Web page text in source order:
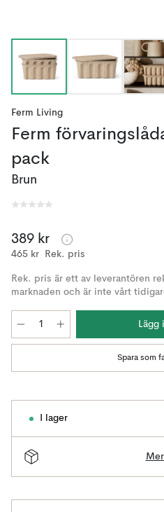
Ferm Living
Ferm
pack
Brun
389 kr
465 kr Rek. pris
Rek. pris är ett av leverantören
marknaden och är inte vårt
Lägg
Spara som
I lager